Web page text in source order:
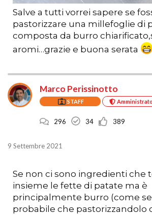
Salve a tutti vorrei sapere se
pastorizzare una millefoglie di
composta da burro
aromi…grazie e buona serata
Marco Perissinotto
STAFF
296 34 389
9 Settembre 2021
Se non ci sono ingredienti che
insieme le fette di patate ma è
principalmente burro (come
probabile che pastorizzandolo